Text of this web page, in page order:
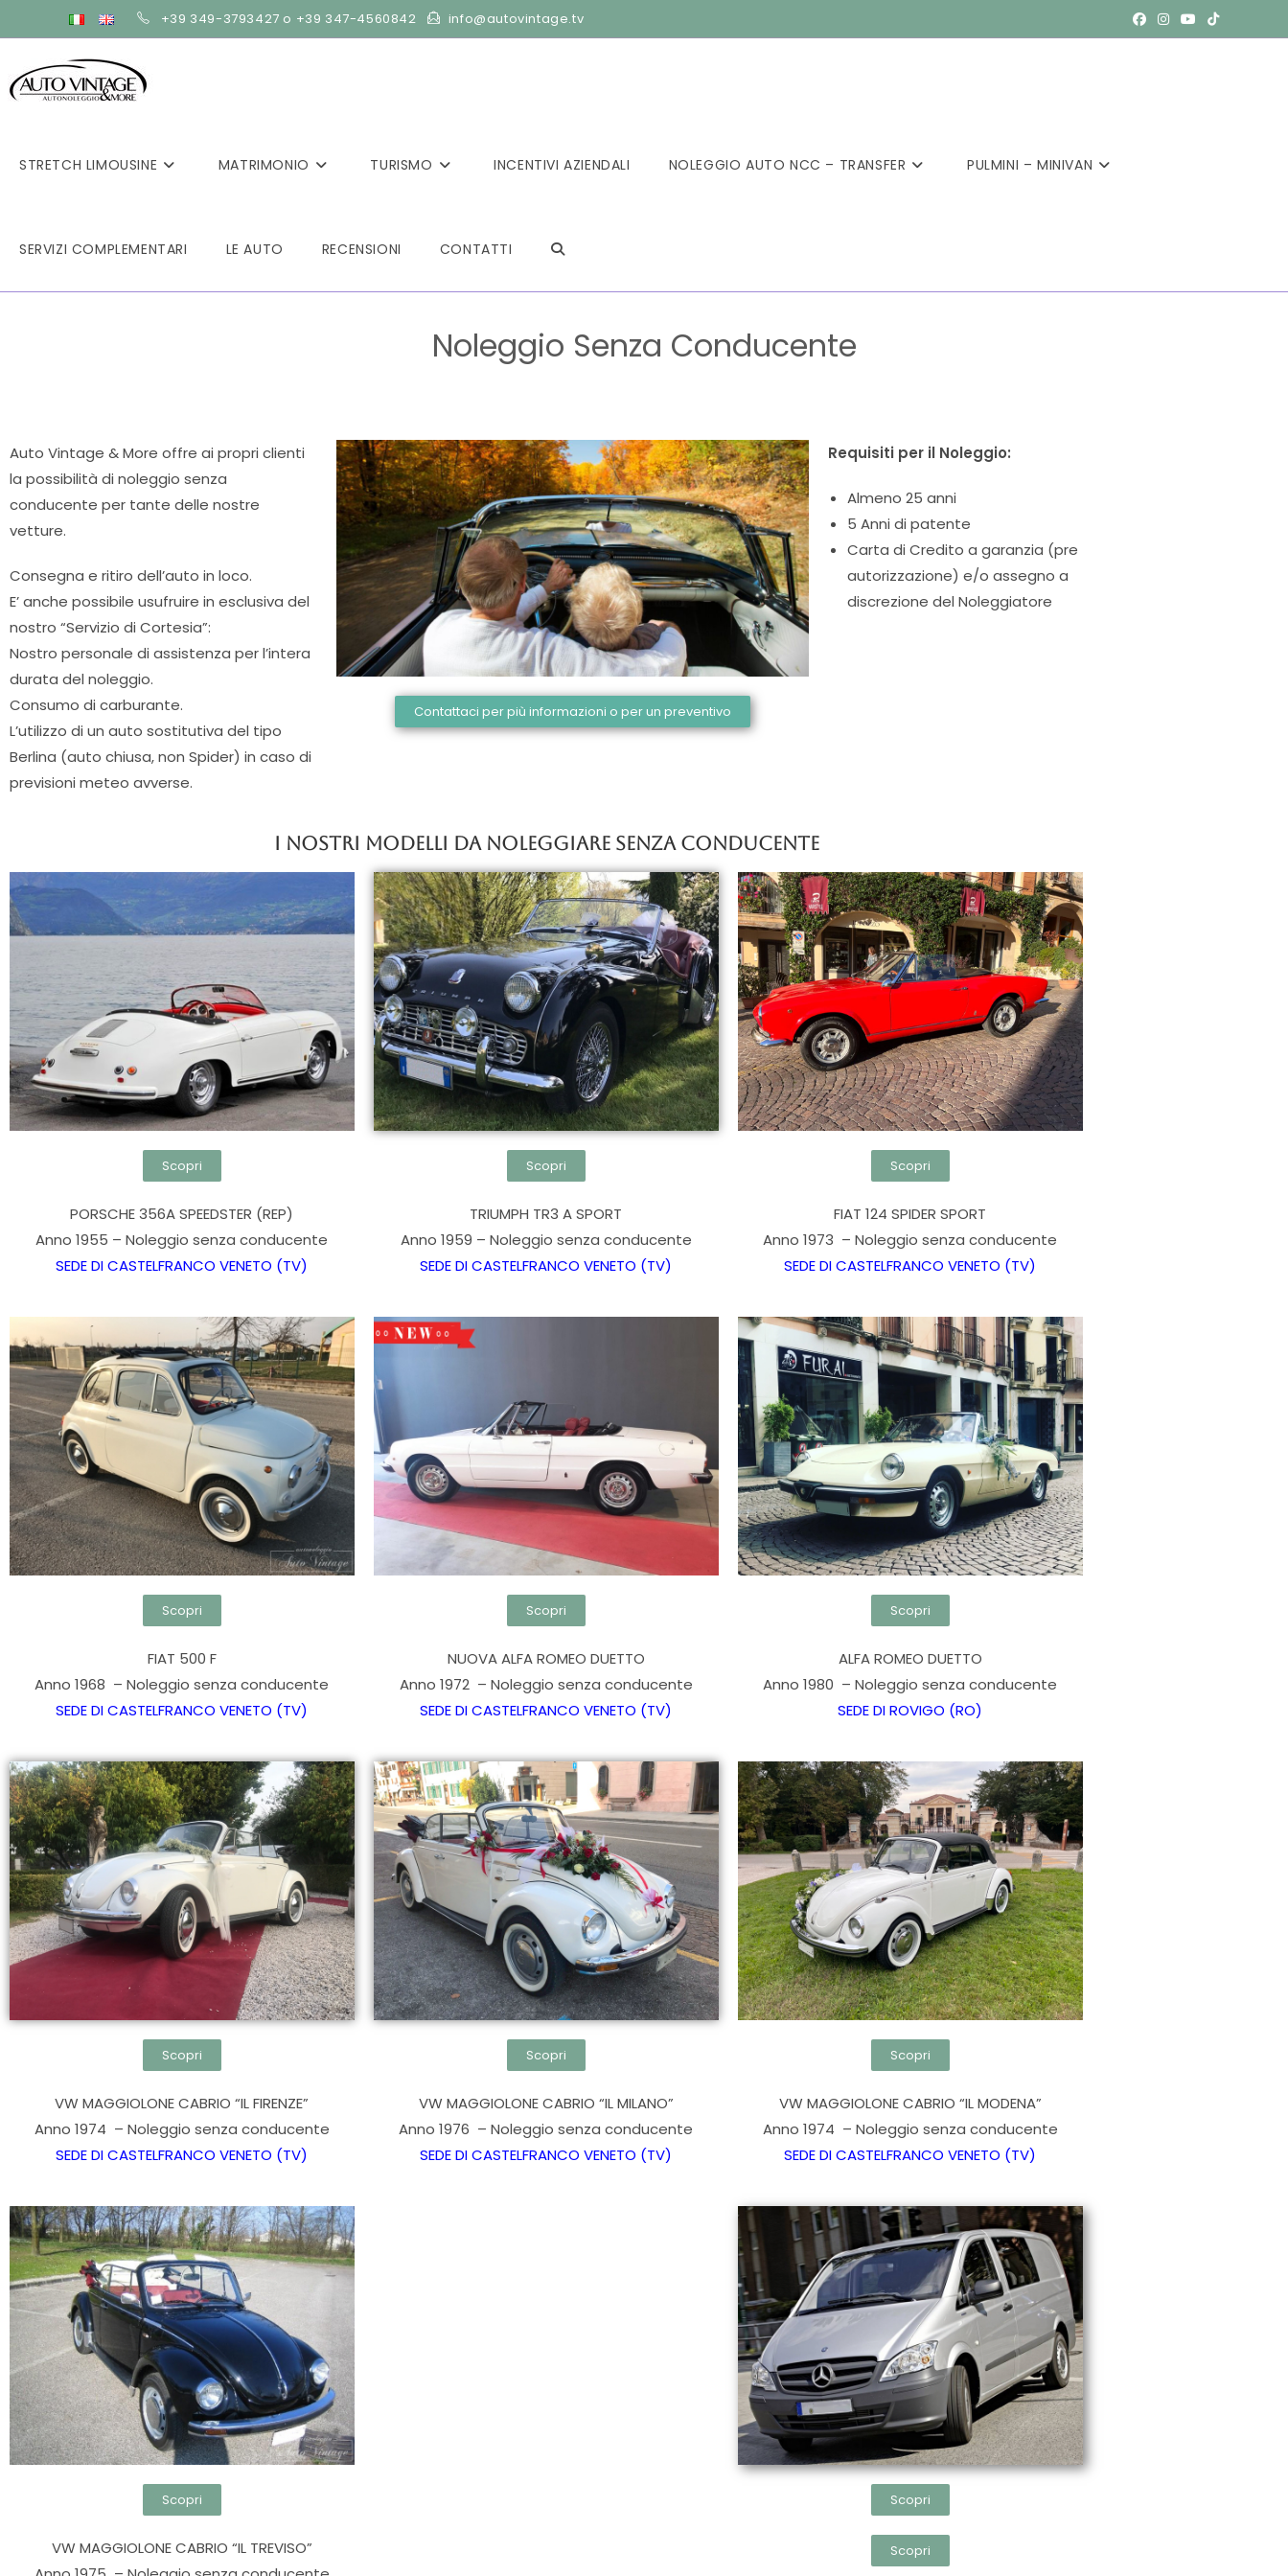
+39 349-3793427 o +39 347-4560842 info@autovintage.tv
STRETCH LIMOUSINE MATRIMONIO TURISMO INCENTIVI AZIENDALI NOLEGGIO AUTO NCC – TRANSFER PULMINI – MINIVAN
SERVIZI COMPLEMENTARI LE AUTO RECENSIONI CONTATTI
Noleggio Senza Conducente
Auto Vintage & More offre ai propri clienti
la possibilità di noleggio senza
conducente per tante delle nostre
vetture.
Consegna e ritiro dell’auto in loco.
E’ anche possibile usufruire in esclusiva del
nostro “Servizio di Cortesia”:
Nostro personale di assistenza per l’intera
durata del noleggio.
Consumo di carburante.
L’utilizzo di un auto sostitutiva del tipo
Berlina (auto chiusa, non Spider) in caso di
previsioni meteo avverse.
Contattaci per più informazioni o per un preventivo
Requisiti per il Noleggio:
Almeno 25 anni
5 Anni di patente
Carta di Credito a garanzia (pre
autorizzazione) e/o assegno a
discrezione del Noleggiatore
I NOSTRI MODELLI DA NOLEGGIARE SENZA CONDUCENTE
Scopri
PORSCHE 356A SPEEDSTER (REP)
Anno 1955 – Noleggio senza conducente
SEDE DI CASTELFRANCO VENETO (TV)
Scopri
TRIUMPH TR3 A SPORT
Anno 1959 – Noleggio senza conducente
SEDE DI CASTELFRANCO VENETO (TV)
Scopri
FIAT 124 SPIDER SPORT
Anno 1973 – Noleggio senza conducente
SEDE DI CASTELFRANCO VENETO (TV)
Scopri
FIAT 500 F
Anno 1968 – Noleggio senza conducente
SEDE DI CASTELFRANCO VENETO (TV)
Scopri
NUOVA ALFA ROMEO DUETTO
Anno 1972 – Noleggio senza conducente
SEDE DI CASTELFRANCO VENETO (TV)
Scopri
ALFA ROMEO DUETTO
Anno 1980 – Noleggio senza conducente
SEDE DI ROVIGO (RO)
Scopri
VW MAGGIOLONE CABRIO “IL FIRENZE”
Anno 1974 – Noleggio senza conducente
SEDE DI CASTELFRANCO VENETO (TV)
Scopri
VW MAGGIOLONE CABRIO “IL MILANO”
Anno 1976 – Noleggio senza conducente
SEDE DI CASTELFRANCO VENETO (TV)
Scopri
VW MAGGIOLONE CABRIO “IL MODENA”
Anno 1974 – Noleggio senza conducente
SEDE DI CASTELFRANCO VENETO (TV)
Scopri
VW MAGGIOLONE CABRIO “IL TREVISO”
Scopri
Scopri